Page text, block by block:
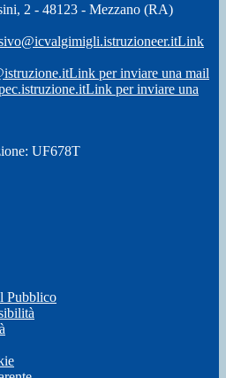
2 - 48123 - Mezzano (RA)
Link
Link per inviare una mail
Link per inviare una
UF678T
Pubblico